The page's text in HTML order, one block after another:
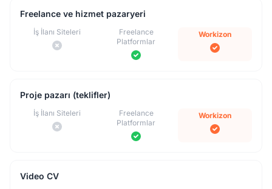
Freelance ve hizmet pazaryeri
İş İlanı Siteleri
Freelance
Platformlar
Workizon
Proje pazarı (teklifler)
İş İlanı Siteleri
Freelance
Platformlar
Workizon
Video CV